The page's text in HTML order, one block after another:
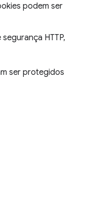
podem ser
HTTP,
ser protegidos